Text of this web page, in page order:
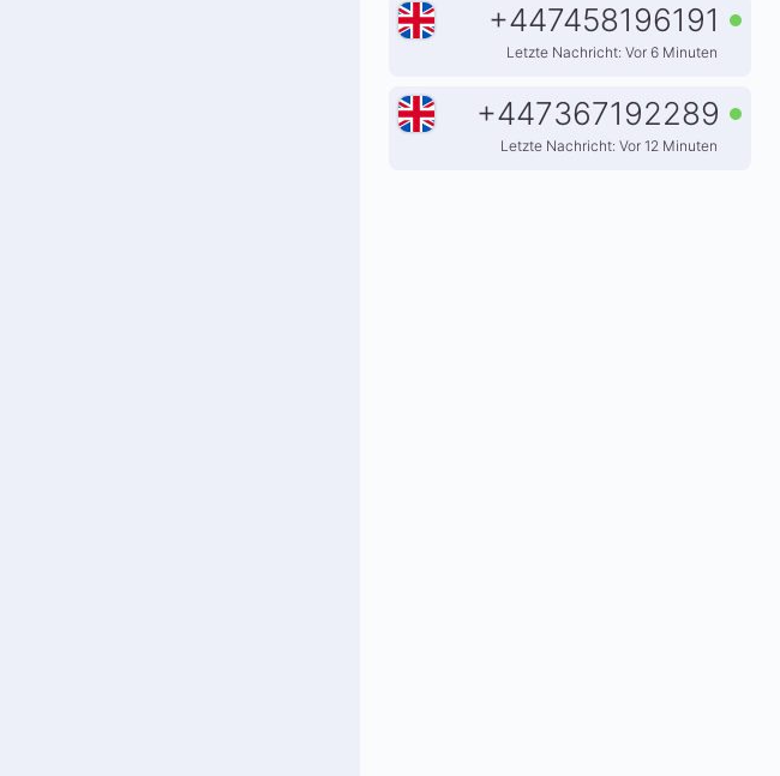
+447458196191
Letzte Nachricht: Vor 6 Minuten
+447367192289
Letzte Nachricht: Vor 12 Minuten